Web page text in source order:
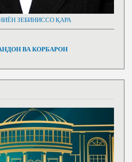
ЗЕБИНИССО ҚАРА
ВА КОРБАРОН